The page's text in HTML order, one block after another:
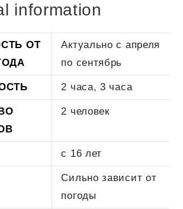
information
ОТ
Актуально с апреля
по сентябрь
2 часа, 3 часа
2 человек
с 16 лет
Сильно зависит от
погоды